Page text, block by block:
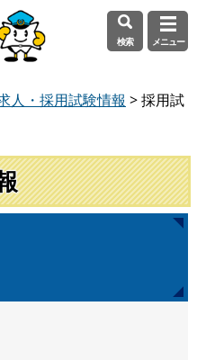
検索 メニュー
人・採用試験情報 >採用試